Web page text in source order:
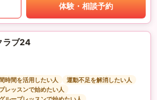
体験・相談予約
ラブ24
時間を活用したい人
運動不足を解消したい人
レッスンで始めたい人